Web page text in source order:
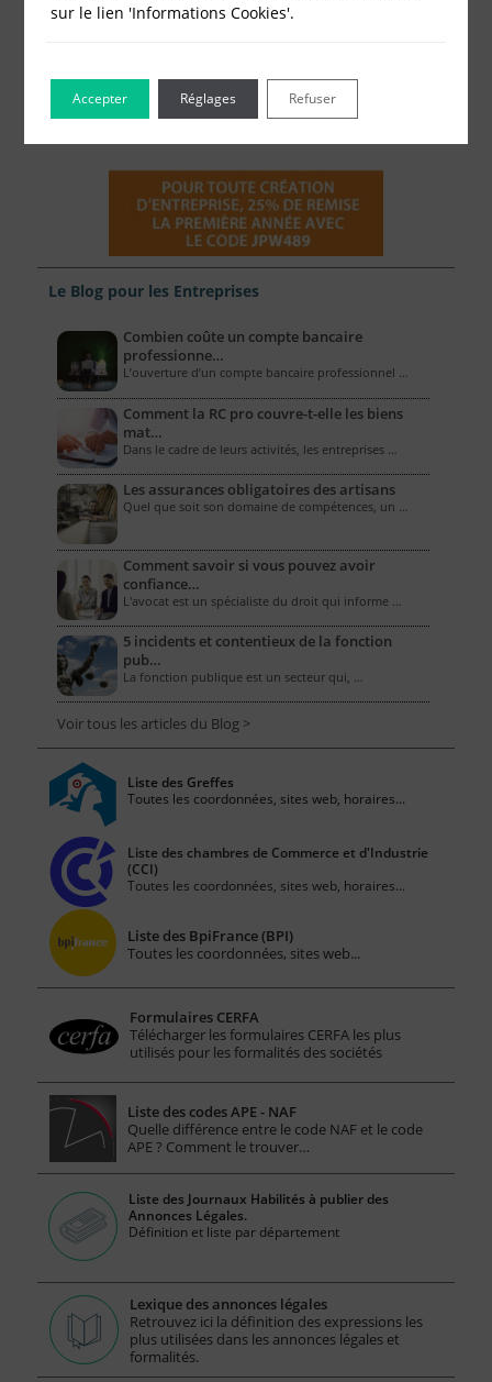
Le Blog pour les Entreprises
Combien coûte un compte bancaire
professionne…
L’ouverture d’un compte bancaire professionnel …
Comment la RC pro couvre-t-elle les biens
mat…
Dans le cadre de leurs activités, les entreprises …
Les assurances obligatoires des artisans
Quel que soit son domaine de compétences, un …
Comment savoir si vous pouvez avoir
confiance…
L'avocat est un spécialiste du droit qui informe …
5 incidents et contentieux de la fonction
pub…
La fonction publique est un secteur qui, …
Voir tous les articles du Blog >
Liste des Greffes
Toutes les coordonnées, sites web, horaires...
Liste des chambres de Commerce et d'Industrie
(CCI)
Toutes les coordonnées, sites web, horaires...
Liste des BpiFrance (BPI)
Toutes les coordonnées, sites web...
Formulaires CERFA
Télécharger les formulaires CERFA les plus
utilisés pour les formalités des sociétés
Liste des codes APE - NAF
Quelle différence entre le code NAF et le code
APE ? Comment le trouver…
Liste des Journaux Habilités à publier des
Annonces Légales.
Définition et liste par département
Lexique des annonces légales
Retrouvez ici la définition des expressions les
plus utilisées dans les annonces légales et
formalités.
sur le lien 'Informations Cookies'.
Accepter Refuser
Réglages